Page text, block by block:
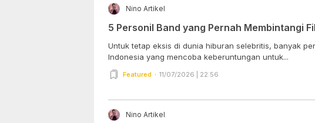
Nino Artikel
5 Personil Band yang Pernah Membintangi
Untuk tetap eksis di dunia hiburan selebritis, banyak
Indonesia yang mencoba keberuntungan untuk...
Featured 11/07/2026 | 22:56
Nino Artikel